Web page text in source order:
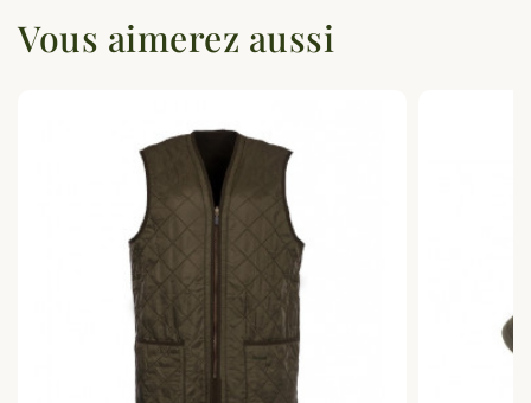
Vous aimerez aussi